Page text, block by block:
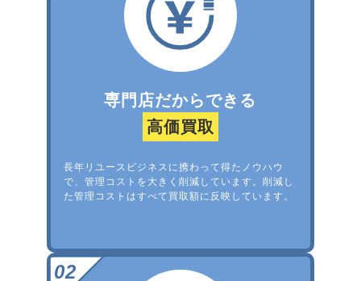
専門店だからできる
高価買取
長年リユースビジネスに携わって得たノウハウ
で、管理コストを大きく削減しています。削減し
た管理コストはすべて買取額に反映しています。